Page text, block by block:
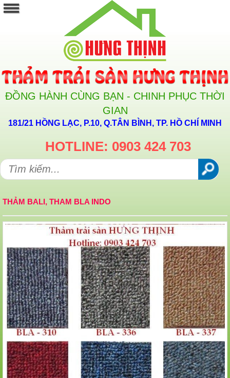
ĐỒNG HÀNH CÙNG BẠN - CHINH PHỤC THỜI
GIAN
181/21 HỒNG LẠC, P.10, Q.TÂN BÌNH, TP. HỒ CHÍ MINH
HOTLINE: 0903 424 703
THẢM BALI, THAM BLA INDO